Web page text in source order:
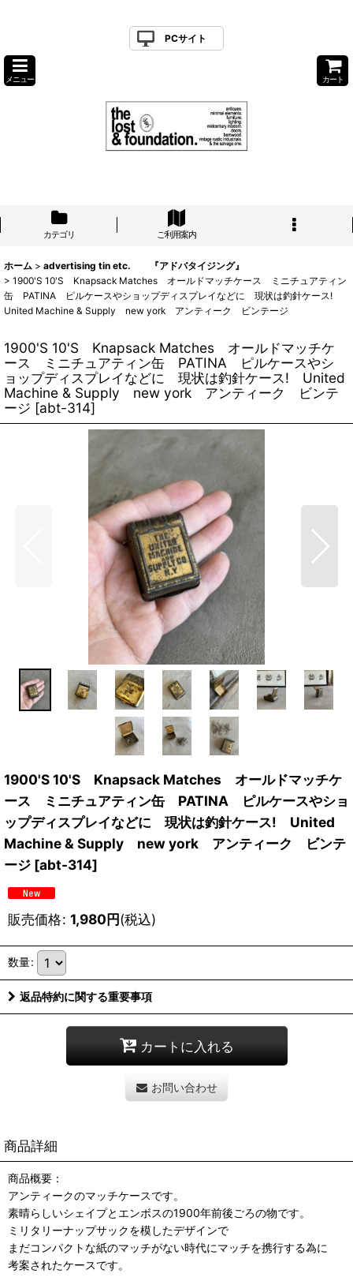
PCサイト
メニュー カート
カテゴリ ご利用案内
ホーム > advertising tin etc. 『アドバタイジング』
> 1900'S 10'S Knapsack Matches オールドマッチケース ミニチュアティン
缶 PATINA ピルケースやショップディスプレイなどに 現状は釣針ケース!
United Machine & Supply new york アンティーク ビンテージ
1900'S 10'S Knapsack Matches オールドマッチケ
ース ミニチュアティン缶 PATINA ピルケースやシ
ョップディスプレイなどに 現状は釣針ケース! United
Machine & Supply new york アンティーク ビンテ
ージ [abt-314]
1900'S 10'S Knapsack Matches オールドマッチケ
ース ミニチュアティン缶 PATINA ピルケースやショ
ップディスプレイなどに 現状は釣針ケース! United
Machine & Supply new york アンティーク ビンテ
ージ [abt-314]
販売価格: 1,980円(税込)
数量:
返品特約に関する重要事項
カートに入れる
お問い合わせ
商品詳細
商品概要：
アンティークのマッチケースです。
素晴らしいシェイプとエンボスの1900年前後ごろの物です。
ミリタリーナップサックを模したデザインで
まだコンパクトな紙のマッチがない時代にマッチを携行する為に
考案されたケースです。